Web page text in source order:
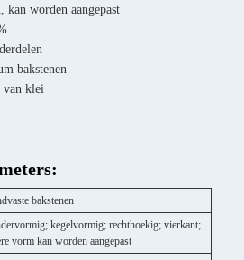
kan worden aangepast
bakstenen
van klei
bakstenen
kegelvormig; rechthoekig; vierkant;
vorm kan worden aangepast